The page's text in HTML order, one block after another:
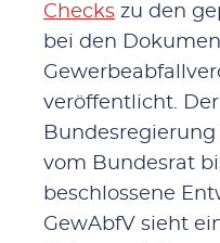
Checks zu den
bei den
veröffentlicht.
vom Bundesrat
beschlossene
GewAbfV sieht